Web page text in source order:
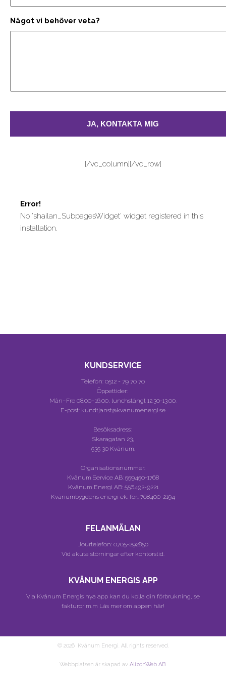
Något vi behöver veta?
[/vc_column][/vc_row]
Error!
No 'shailan_SubpagesWidget' widget registered in this
installation.
KUNDSERVICE
Telefon: 0512 - 79 70 70
Öppettider:
Mån–Fre 08.00–16.00, lunchstängt 12.30-13.00.
E-post: kundtjanst@kvanumenergi.se
Besöksadress:
Skaragatan 23,
535 30 Kvänum.
Organisationsnummer:
Kvänum Service AB: 559450-1768
Kvänum Energi AB: 556492-9221
Kvänumbygdens energi ek. för.: 768400-2194
FELANMÄLAN
Jourtelefon: 0705-292850
Vid akuta störningar efter kontorstid.
KVÄNUM ENERGIS APP
Via Kvänum Energis nya app kan du kolla din förbrukning, se
fakturor m.m Läs mer om appen här!
© 2026 Kvänum Energi. All rights reserved.
Webbplatsen är skapad av AlizonWeb AB